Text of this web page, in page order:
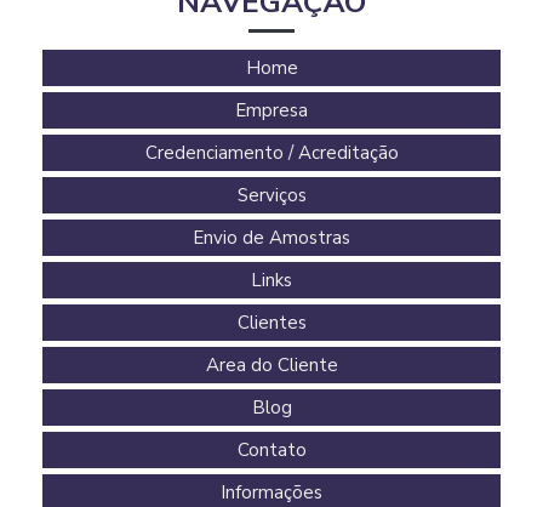
Home
Empresa
Credenciamento / Acreditação
Serviços
Envio de Amostras
Links
Clientes
Area do Cliente
Blog
Contato
Informações